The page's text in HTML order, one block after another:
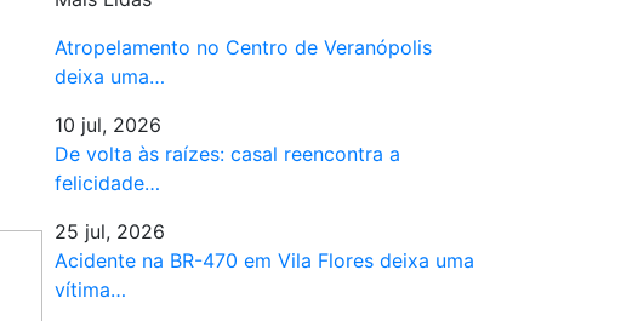
Atropelamento no Centro de Veranópolis
deixa uma…
10 jul, 2026
De volta às raízes: casal reencontra a
felicidade…
25 jul, 2026
Acidente na BR-470 em Vila Flores deixa uma
vítima…